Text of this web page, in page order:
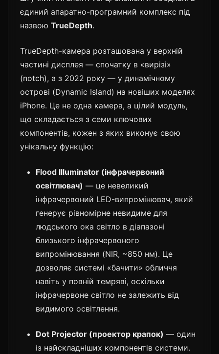
єдиний апаратно-програмний комплекс під
назвою TrueDepth.
TrueDepth-камера розташована у верхній
частині дисплея — спочатку в «вирізі»
(notch), а з 2022 року — у динамічному
острові (Dynamic Island) на новіших моделях
iPhone. Це не одна камера, а цілий модуль,
що складається з семи ключових
компонентів, кожен з яких виконує свою
унікальну функцію:
Flood Illuminator (інфрачервоний
освітлювач) — це невеликий
інфрачервоний LED-випромінювач, який
генерує рівномірне невидиме для
людського ока світло в діапазоні
близького інфрачервоного
випромінювання (NIR, ~850 нм). Це
дозволяє системі «бачити» обличчя
навіть у повній темряві, оскільки
інфрачервоне світло не залежить від
видимого освітлення.
Dot Projector (проектор крапок) — один
із найскладніших компонентів системи.